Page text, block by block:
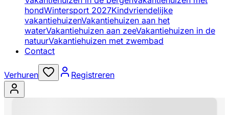
hondWintersport 2027Kindvriendelijke
vakantiehuizenVakantiehuizen aan het
waterVakantiehuizen aan zeeVakantiehuizen in de
natuurVakantiehuizen met zwembad
Contact
Verhuren Registreren